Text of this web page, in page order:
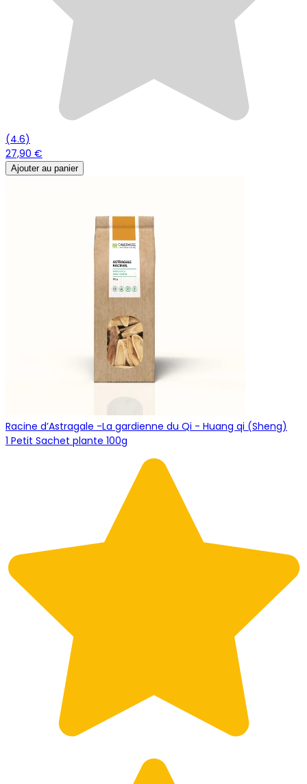
(4.6)
27,90 €
Ajouter au panier
Racine d’Astragale -La gardienne du Qi - Huang qi (Sheng)
1 Petit Sachet plante 100g